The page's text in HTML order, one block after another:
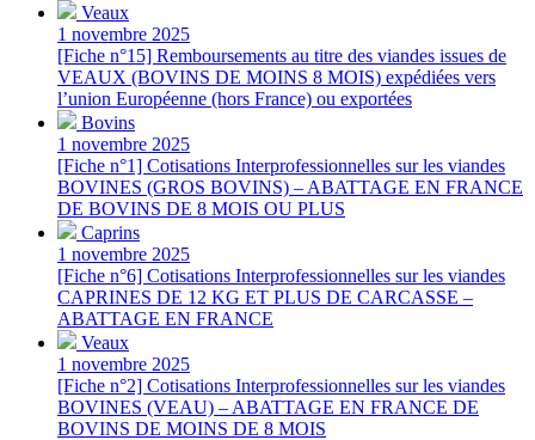
Veaux
1 novembre 2025
[Fiche n°15] Remboursements au titre des viandes issues de
VEAUX (BOVINS DE MOINS 8 MOIS) expédiées vers
l’union Européenne (hors France) ou exportées
Bovins
1 novembre 2025
[Fiche n°1] Cotisations Interprofessionnelles sur les viandes
BOVINES (GROS BOVINS) – ABATTAGE EN FRANCE
DE BOVINS DE 8 MOIS OU PLUS
Caprins
1 novembre 2025
[Fiche n°6] Cotisations Interprofessionnelles sur les viandes
CAPRINES DE 12 KG ET PLUS DE CARCASSE –
ABATTAGE EN FRANCE
Veaux
1 novembre 2025
[Fiche n°2] Cotisations Interprofessionnelles sur les viandes
BOVINES (VEAU) – ABATTAGE EN FRANCE DE
BOVINS DE MOINS DE 8 MOIS